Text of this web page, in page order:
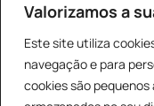
Valorizamos a
Este site utiliza
navegação e para
cookies são
R. António Andrade,
2820-287 •
Products